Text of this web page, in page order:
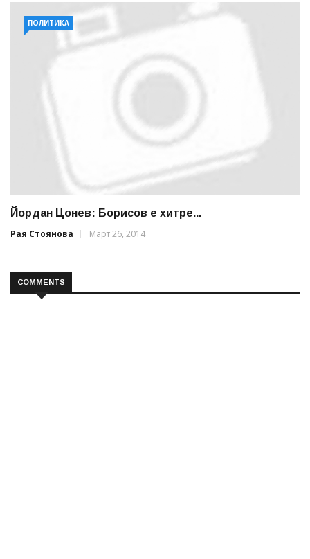
ПОЛИТИКА
Йордан Цонев: Борисов е хитре...
Рая Стоянова
Март 26, 2014
COMMENTS